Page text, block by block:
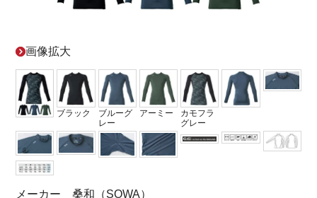
画像拡大
ブラック
ブルーグ
レー
アーミー
カモフラ
グレー
メーカー 桑和（SOWA）